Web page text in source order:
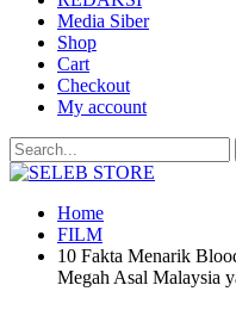
Media Siber
Shop
Cart
Checkout
My account
Home
FILM
10 Fakta Menarik
Megah Asal Malaysia